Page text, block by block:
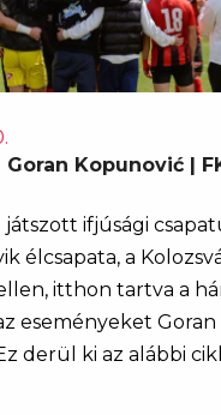
Goran Kopunović |
ifjúsági
élcsapata, a
itthon tartva a
eseményeket
derül ki az alábbi